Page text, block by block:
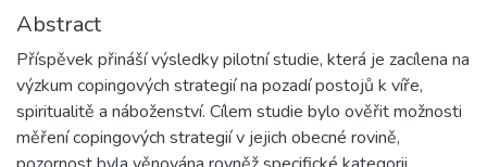
Abstract
Příspěvek přináší výsledky pilotní studie, která je zacílena na
výzkum copingových strategií na pozadí postojů k víře,
spiritualitě a náboženství. Cílem studie bylo ověřit možnosti
měření copingových strategií v jejich obecné rovině,